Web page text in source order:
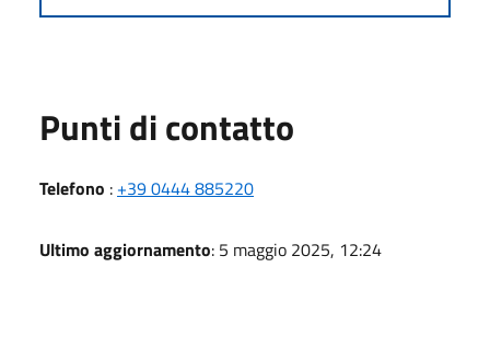
Punti di contatto
Telefono : +39 0444 885220
Ultimo aggiornamento: 5 maggio 2025, 12:24